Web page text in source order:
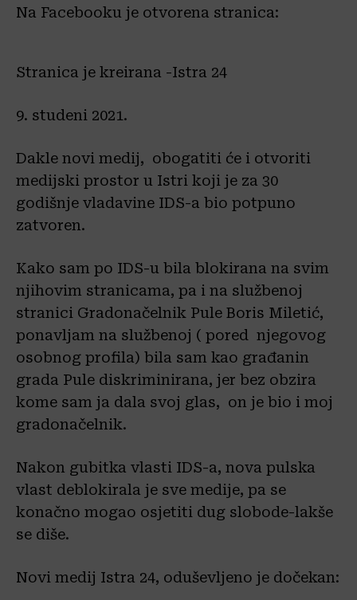
Na Facebooku je otvorena stranica:
Stranica je kreirana -Istra 24
9. studeni 2021.
Dakle novi medij, obogatiti će i otvoriti
medijski prostor u Istri koji je za 30
godišnje vladavine IDS-a bio potpuno
zatvoren.
Kako sam po IDS-u bila blokirana na svim
njihovim stranicama, pa i na službenoj
stranici Gradonačelnik Pule Boris Miletić,
ponavljam na službenoj ( pored njegovog
osobnog profila) bila sam kao građanin
grada Pule diskriminirana, jer bez obzira
kome sam ja dala svoj glas, on je bio i moj
gradonačelnik.
Nakon gubitka vlasti IDS-a, nova pulska
vlast deblokirala je sve medije, pa se
konačno mogao osjetiti dug slobode-lakše
se diše.
Novi medij Istra 24, oduševljeno je dočekan: